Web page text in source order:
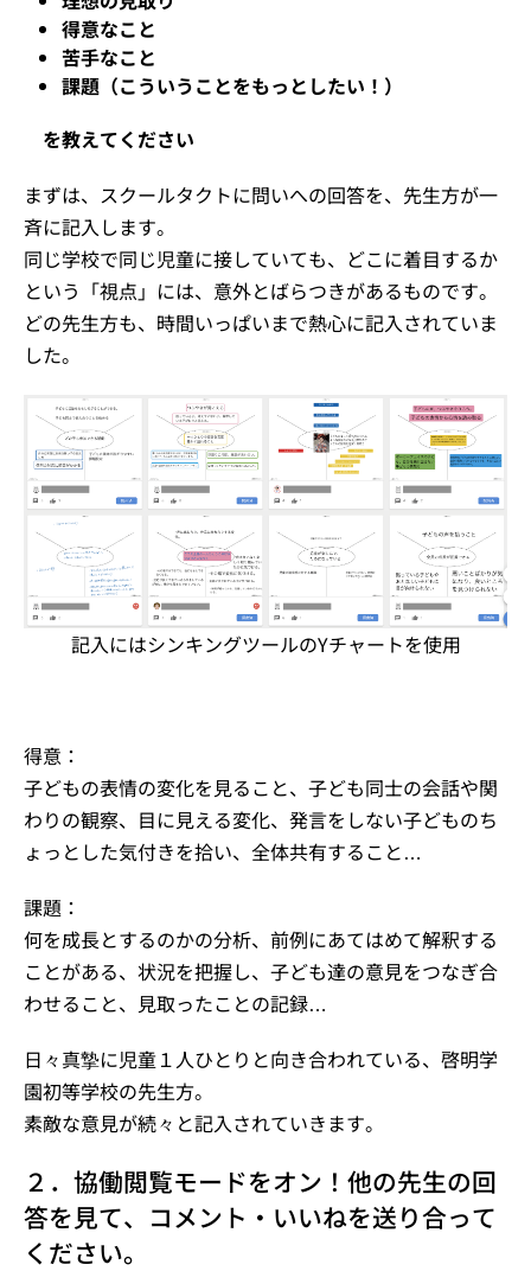
得意なこと
苦手なこと
課題（こういうことをもっとしたい！）
を教えてください
まずは、スクールタクトに問いへの回答を、先生方が一
斉に記入します。
同じ学校で同じ児童に接していても、どこに着目するか
という「視点」には、意外とばらつきがあるものです。
どの先生方も、時間いっぱいまで熱心に記入されていま
した。
記入にはシンキングツールのYチャートを使用
得意：
子どもの表情の変化を見ること、子ども同士の会話や関
わりの観察、目に見える変化、発言をしない子どものち
ょっとした気付きを拾い、全体共有すること…
課題：
何を成長とするのかの分析、前例にあてはめて解釈する
ことがある、状況を把握し、子ども達の意見をつなぎ合
わせること、見取ったことの記録…
日々真摯に児童１人ひとりと向き合われている、啓明学
園初等学校の先生方。
素敵な意見が続々と記入されていきます。
２．協働閲覧モードをオン！他の先生の回
答を見て、コメント・いいねを送り合って
ください。